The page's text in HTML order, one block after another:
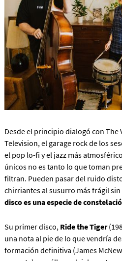
Desde el principio dialogó con The
Television, el garage rock de los
el pop lo-fi y el jazz más
únicos no es tanto lo que toman
filtran. Pueden pasar del ruido
chirriantes al susurro más frágil
disco es una especie de
Su primer disco, Ride the Tiger
una nota al pie de lo que vendría
formación definitiva (James